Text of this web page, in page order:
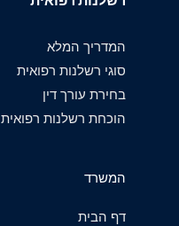
המדריך המלא
סוגי רשלנות רפואית
בחירת עורך דין
הוכחת רשלנות רפואית
המשרד
דף הבית